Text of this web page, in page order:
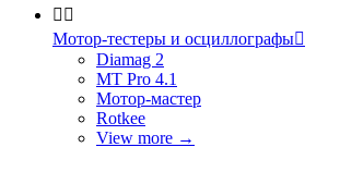
 
Мотор-тестеры и осциллографы
Diamag 2
MT Pro 4.1
Мотор-мастер
Rotkee
View more →